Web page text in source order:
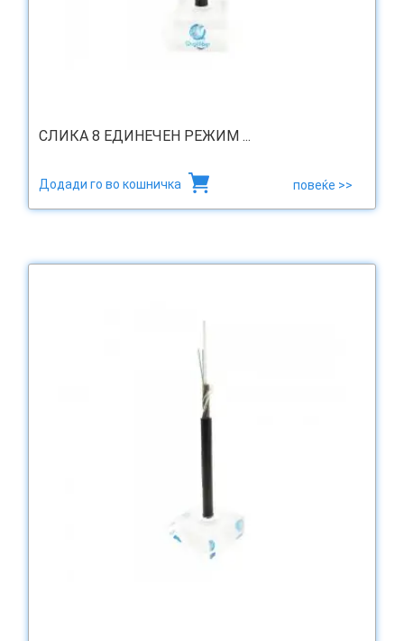
СЛИКА 8 ЕДИНЕЧЕН РЕЖИМ ...
Додади го во кошничка повеќе >>